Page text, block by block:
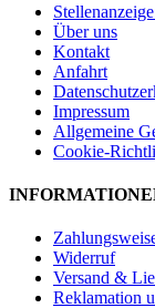
Über uns
Kontakt
Anfahrt
Impressum
Allgemeine
Cookie-
Widerruf
Versand &
Reklamation